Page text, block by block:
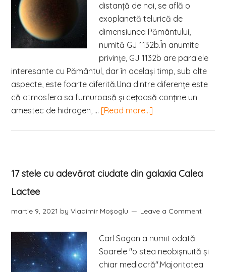
distanţă de noi, se află o
exoplanetă telurică de
dimensiunea Pământului,
numită GJ 1132b.În anumite
privințe, GJ 1132b are paralele
interesante cu Pământul, dar în același timp, sub alte
aspecte, este foarte diferită.Una dintre diferențe este
că atmosfera sa fumuroasă şi cețoasă conţine un
amestec de hidrogen, … [Read more...]
17 stele cu adevărat ciudate din galaxia Calea
Lactee
martie 9, 2021 byVladimir Moşoglu Leave a Comment
Carl Sagan a numit odată
Soarele "o stea neobișnuită şi
chiar mediocră".Majoritatea